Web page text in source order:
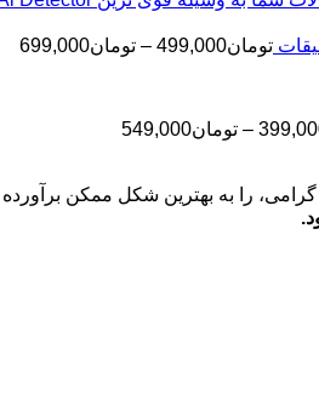
تومان399,000
تا
تومان499,000
– تومان699,000
– تومان549,000
تا
را به بهترین شکل ممکن